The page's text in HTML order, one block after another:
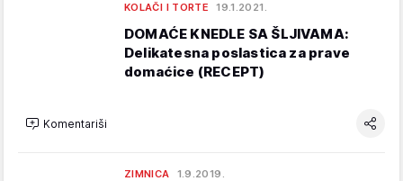
KOLAČI I TORTE 19.1.2021.
DOMAĆE KNEDLE SA ŠLJIVAMA:
Delikatesna poslastica za prave
domaćice (RECEPT)
Komentariši
ZIMNICA 1.9.2019.